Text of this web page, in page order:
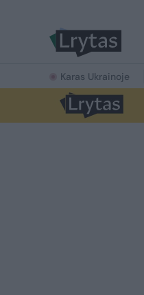
Karas Ukrainoje